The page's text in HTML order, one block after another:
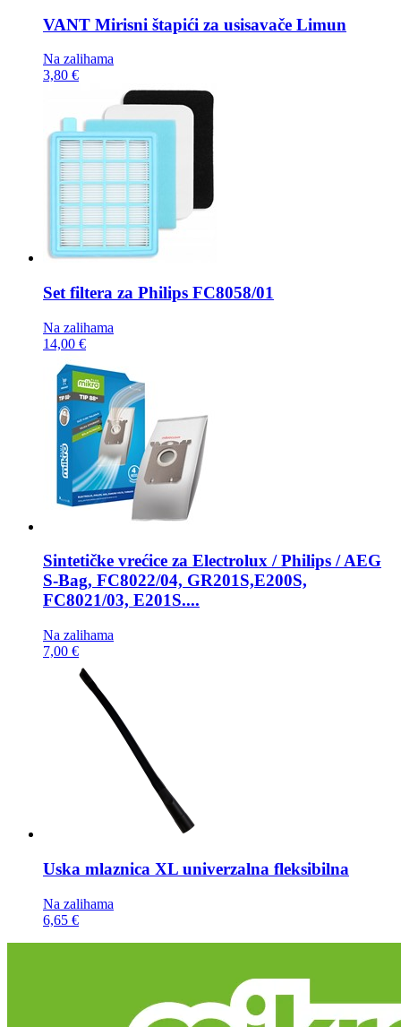
VANT Mirisni štapići za usisavače Limun
Na zalihama
3,80 €
Set filtera za Philips FC8058/01
Na zalihama
14,00 €
Sintetičke vrećice za Electrolux / Philips / AEG
S-Bag, FC8022/04, GR201S,E200S,
FC8021/03, E201S....
Na zalihama
7,00 €
Uska mlaznica XL univerzalna fleksibilna
Na zalihama
6,65 €